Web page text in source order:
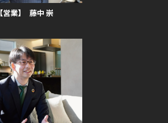
【営業】 藤中 崇